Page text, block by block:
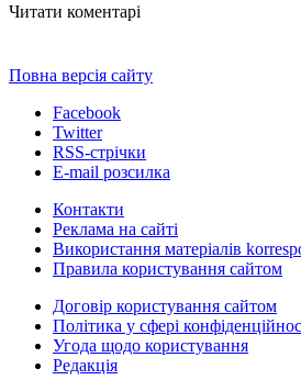
Читати коментарі
Повна версія сайту
Facebook
Twitter
RSS-стрічки
E-mail розсилка
Контакти
Реклама на сайті
Використання матеріалів
Правила користування сайтом
Договір користування сайтом
Політика у сфері
Угода щодо користування
Редакція